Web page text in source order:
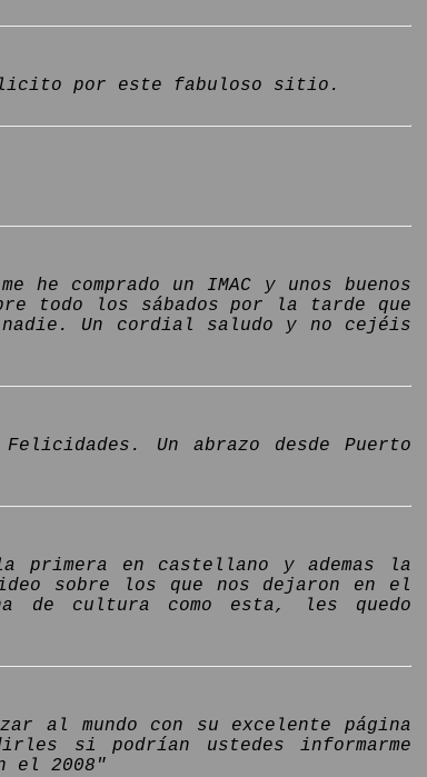
por este fabuloso sitio.
comprado un IMAC y unos buenos
todo los sábados por la tarde que
nadie. Un cordial saludo y no cejéis
Un abrazo desde Puerto
primera en castellano y ademas la
sobre los que nos dejaron en el
de cultura como esta, les quedo
al mundo con su excelente página
si podrían ustedes informarme
el 2008"